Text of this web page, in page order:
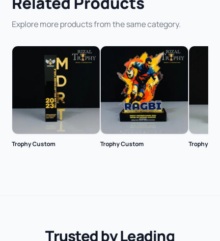
Explore more products from the same category.
Trophy Custom Trophy Custom Trophy
Trusted by Leading